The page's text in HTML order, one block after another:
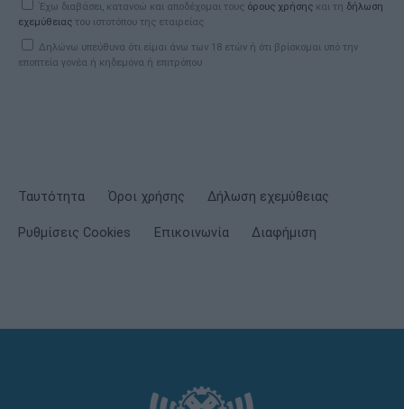
Έχω διαβάσει, κατανοώ και αποδέχομαι τους όρους χρήσης και τη δήλωση
εχεμύθειας του ιστοτόπου της εταιρείας
Δηλώνω υπεύθυνα ότι είμαι άνω των 18 ετών ή ότι βρίσκομαι υπό την
εποπτεία γονέα ή κηδεμόνα ή επιτρόπου
Ταυτότητα Όροι χρήσης Δήλωση εχεμύθειας
Ρυθμίσεις Cookies Επικοινωνία Διαφήμιση